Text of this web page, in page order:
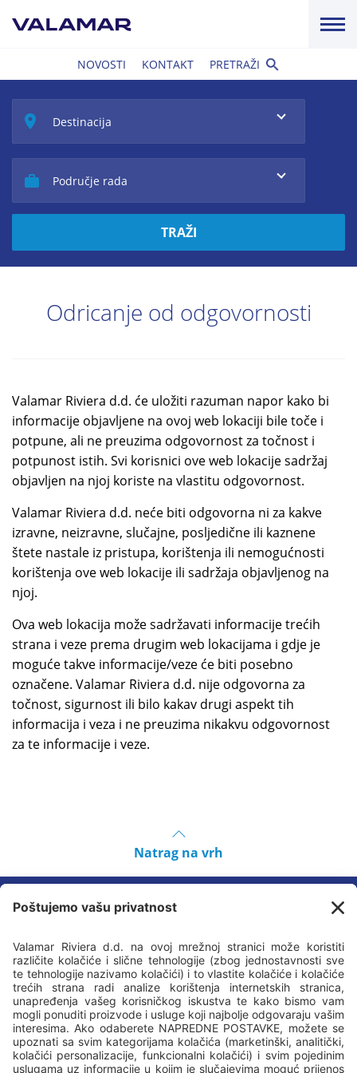
NOVOSTI KONTAKT PRETRAŽI
Destinacija
Područje rada
TRAŽI
Odricanje od odgovornosti
Valamar Riviera d.d. će uložiti razuman napor kako bi
informacije objavljene na ovoj web lokaciji bile toče i
potpune, ali ne preuzima odgovornost za točnost i
potpunost istih. Svi korisnici ove web lokacije sadržaj
objavljen na njoj koriste na vlastitu odgovornost.
Valamar Riviera d.d. neće biti odgovorna ni za kakve
izravne, neizravne, slučajne, posljedične ili kaznene
štete nastale iz pristupa, korištenja ili nemogućnosti
korištenja ove web lokacije ili sadržaja objavljenog na
njoj.
Ova web lokacija može sadržavati informacije trećih
strana i veze prema drugim web lokacijama i gdje je
moguće takve informacije/veze će biti posebno
označene. Valamar Riviera d.d. nije odgovorna za
točnost, sigurnost ili bilo kakav drugi aspekt tih
informacija i veza i ne preuzima nikakvu odgovornost
za te informacije i veze.
Natrag na vrh
Prati nas
valamar-riviera.com
valamar.com